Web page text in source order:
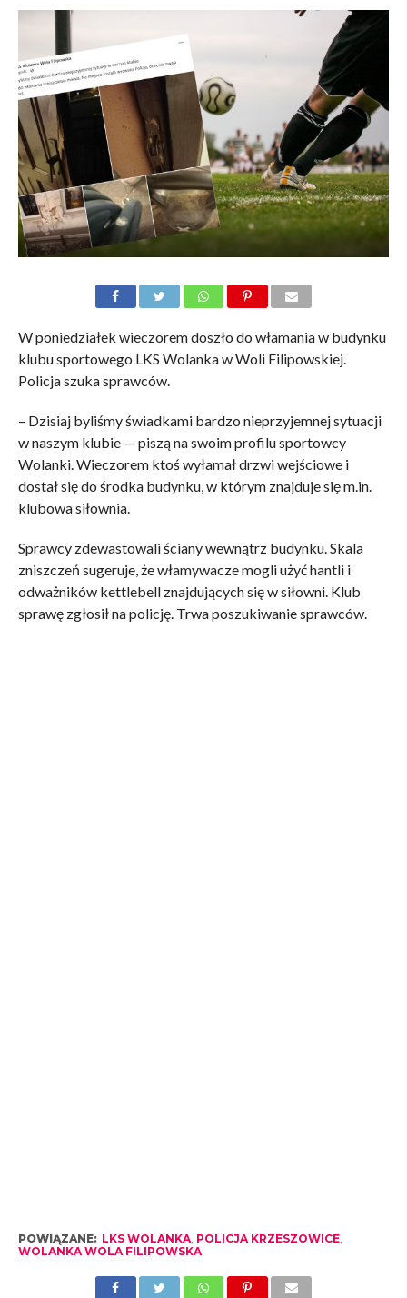
W poniedziałek wieczorem doszło do włamania w budynku
klubu sportowego LKS Wolanka w Woli Filipowskiej.
Policja szuka sprawców.
– Dzisiaj byliśmy świadkami bardzo nieprzyjemnej sytuacji
w naszym klubie — piszą na swoim profilu sportowcy
Wolanki. Wieczorem ktoś wyłamał drzwi wejściowe i
dostał się do środka budynku, w którym znajduje się m.in.
klubowa siłownia.
Sprawcy zdewastowali ściany wewnątrz budynku. Skala
zniszczeń sugeruje, że włamywacze mogli użyć hantli i
odważników kettlebell znajdujących się w siłowni. Klub
sprawę zgłosił na policję. Trwa poszukiwanie sprawców.
POWIĄZANE: LKS WOLANKA, POLICJA KRZESZOWICE,
WOLANKA WOLA FILIPOWSKA